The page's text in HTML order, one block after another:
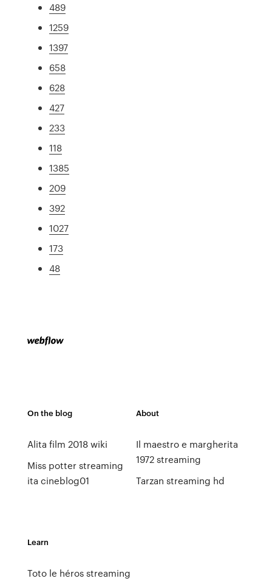
489
1259
1397
658
628
427
233
118
1385
209
392
1027
173
48
On the blog
Alita film 2018 wiki
Miss potter streaming
ita cineblog01
About
Il maestro e margherita
1972 streaming
Tarzan streaming hd
Learn
Toto le héros streaming